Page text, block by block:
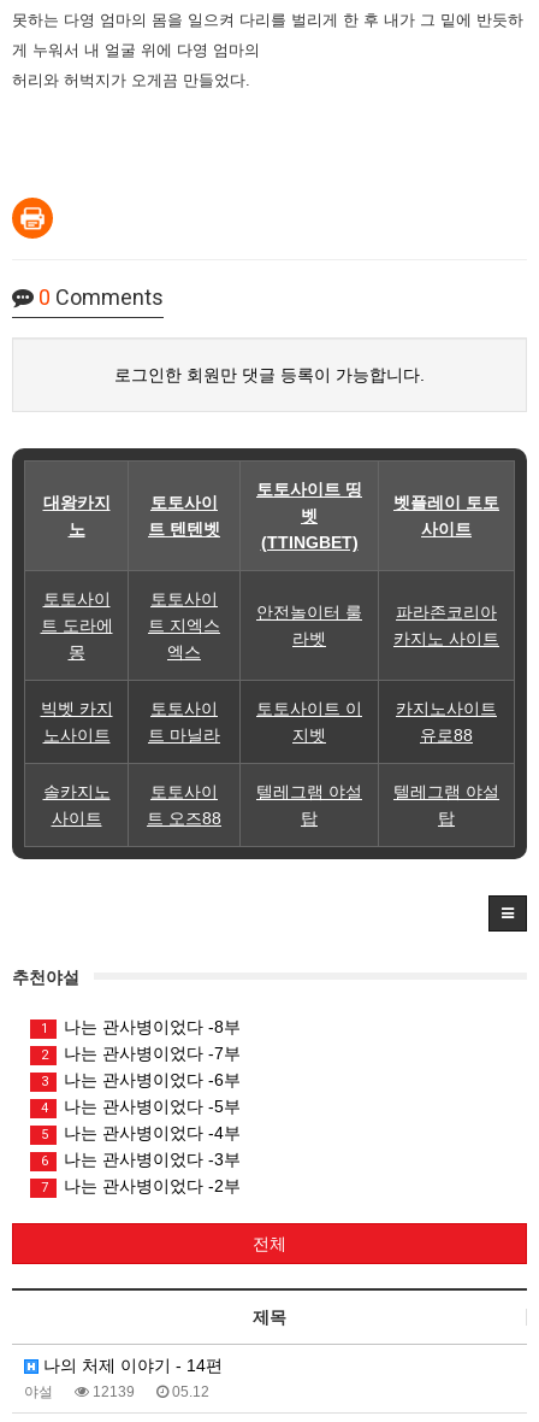
못하는 다영 엄마의 몸을 일으켜 다리를 벌리게 한 후 내가 그 밑에 반듯하
게 누워서 내 얼굴 위에 다영 엄마의
허리와 허벅지가 오게끔 만들었다.
0 Comments
로그인한 회원만 댓글 등록이 가능합니다.
대왕카지
노
토토사이
트 텐텐벳
토토사이트 띵
벳
(TTINGBET)
벳플레이 토토
사이트
토토사이
트 도라에
몽
토토사이
트 지엑스
엑스
안전놀이터 룰
라벳
파라존코리아
카지노 사이트
빅벳 카지
노사이트
토토사이
트 마닐라
토토사이트 이
지벳
카지노사이트
유로88
솔카지노
사이트
토토사이
트 오즈88
텔레그램 야설
탑
텔레그램 야설
탑
추천야설
1 나는 관사병이었다 -8부
2 나는 관사병이었다 -7부
3 나는 관사병이었다 -6부
4 나는 관사병이었다 -5부
5 나는 관사병이었다 -4부
6 나는 관사병이었다 -3부
7 나는 관사병이었다 -2부
전체
제목
나의 처제 이야기 - 14편
야설 12139 05.12